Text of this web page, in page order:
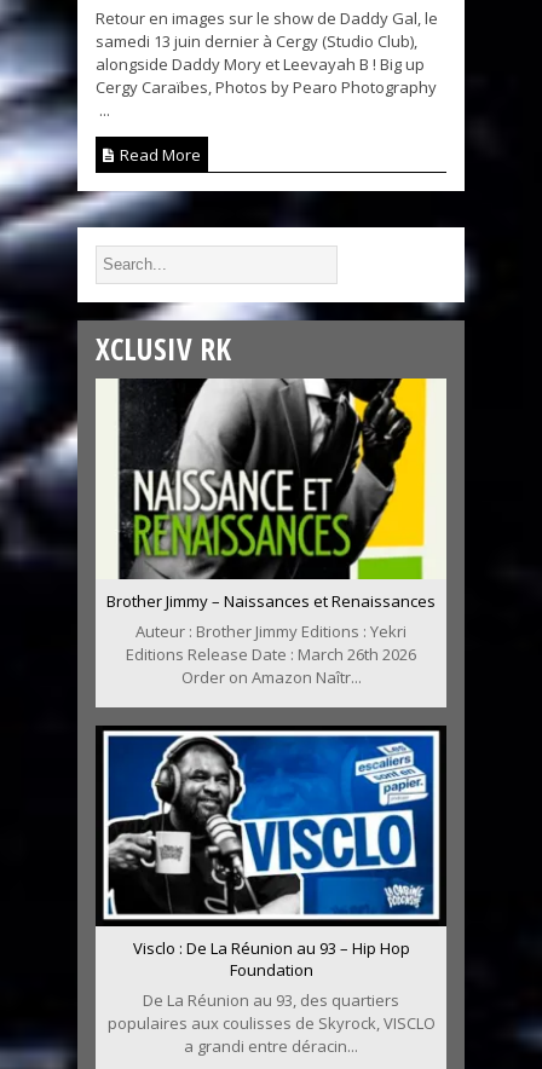
Retour en images sur le show de Daddy Gal, le
samedi 13 juin dernier à Cergy (Studio Club),
alongside Daddy Mory et Leevayah B ! Big up
Cergy Caraïbes, Photos by Pearo Photography
...
Read More
XCLUSIV RK
Brother Jimmy – Naissances et Renaissances
Auteur : Brother Jimmy Editions : Yekri
Editions Release Date : March 26th 2026
Order on Amazon Naîtr...
Visclo : De La Réunion au 93 – Hip Hop
Foundation
De La Réunion au 93, des quartiers
populaires aux coulisses de Skyrock, VISCLO
a grandi entre déracin...